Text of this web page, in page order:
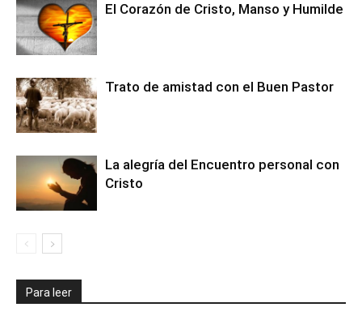
El Corazón de Cristo, Manso y Humilde
Trato de amistad con el Buen Pastor
La alegría del Encuentro personal con
Cristo
Para leer